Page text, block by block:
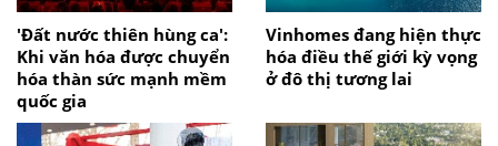
'Đất nước thiên hùng ca':
Khi văn hóa được chuyển
hóa thàn sức mạnh mềm
quốc gia
Vinhomes đang hiện thực
hóa điều thế giới kỳ vọng
ở đô thị tương lai